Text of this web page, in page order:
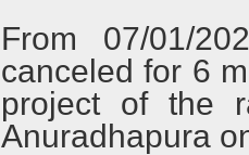
From 07/01/
canceled for 6
project of the
Anuradhapura